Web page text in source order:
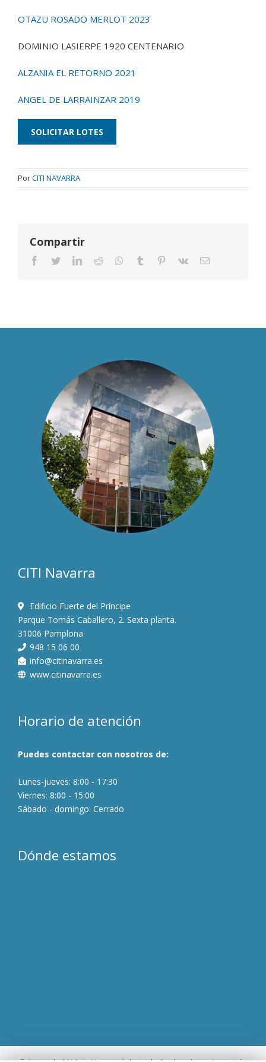
OTAZU ROSADO MERLOT 2023
DOMINIO LASIERPE 1920 CENTENARIO
ALZANIA EL RETORNO 2021
ANGEL DE LARRAINZAR 2019
SOLICITAR LOTES
PorCITI NAVARRA
Compartir
Facebook
TwitterLinkedIn
Reddit Whatsapp
Tumblr Pinterest
Vk Email
CITI Navarra
Edificio Fuerte del Príncipe
Parque Tomás Caballero, 2. Sexta planta.
31006 Pamplona
948 15 06 00
info@citinavarra.es
www.citinavarra.es
Horario de atención
Puedes contactar con nosotros de:
Lunes-jueves: 8:00 - 17:30
Viernes: 8:00 - 15:00
Sábado - domingo: Cerrado
Dónde estamos